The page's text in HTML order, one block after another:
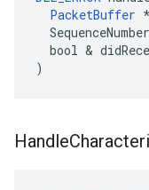
PacketBuffer
bool &
)
Handle